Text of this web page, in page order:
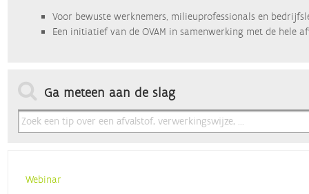
Voor bewuste werknemers, milieuprofessionals en
Een initiatief van de OVAM in samenwerking met de hele
Ga meteen aan de slag
Webinar